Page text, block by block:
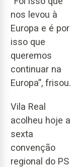
nos levou à
Europa e é por
isso que
queremos
continuar na
Europa”, frisou.
Vila Real
acolheu hoje a
sexta
convenção
regional do PS